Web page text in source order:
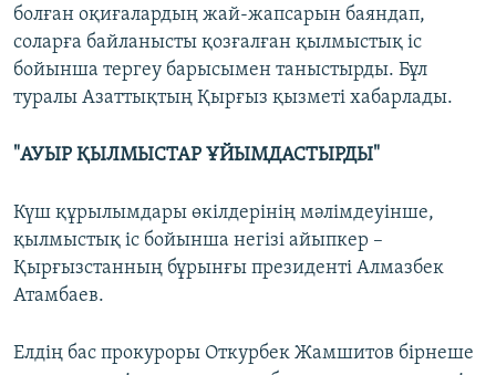
болған оқиғалардың жай-жапсарын баяндап,
соларға байланысты қозғалған қылмыстық іс
бойынша тергеу барысымен таныстырды. Бұл
туралы Азаттықтың Қырғыз қызметі хабарлады.
"АУЫР ҚЫЛМЫСТАР ҰЙЫМДАСТЫРДЫ"
Күш құрылымдары өкілдерінің мәлімдеуінше,
қылмыстық іс бойынша негізі айыпкер –
Қырғызстанның бұрынғы президенті Алмазбек
Атамбаев.
Елдің бас прокуроры Откурбек Жамшитов бірнеше